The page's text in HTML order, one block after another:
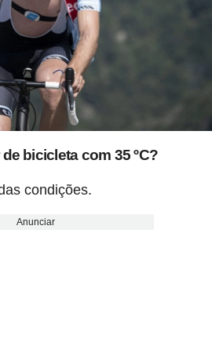
bicicleta com 35 ºC?
condições.
Anunciar